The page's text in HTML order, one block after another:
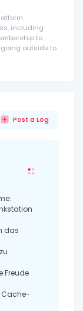
including
to
outside to
Post a Log
das
Freude
Cache-